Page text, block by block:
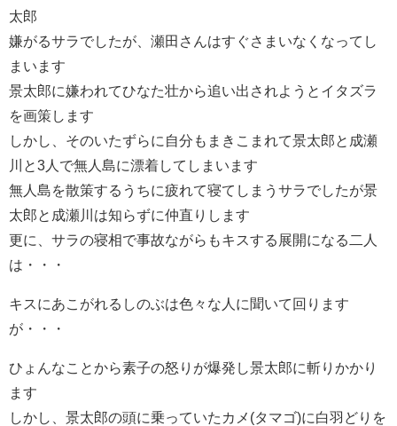
太郎
嫌がるサラでしたが、瀬田さんはすぐさまいなくなってし
まいます
景太郎に嫌われてひなた壮から追い出されようとイタズラ
を画策します
しかし、そのいたずらに自分もまきこまれて景太郎と成瀬
川と3人で無人島に漂着してしまいます
無人島を散策するうちに疲れて寝てしまうサラでしたが景
太郎と成瀬川は知らずに仲直りします
更に、サラの寝相で事故ながらもキスする展開になる二人
は・・・
キスにあこがれるしのぶは色々な人に聞いて回ります
が・・・
ひょんなことから素子の怒りが爆発し景太郎に斬りかかり
ます
しかし、景太郎の頭に乗っていたカメ(タマゴ)に白羽どりを